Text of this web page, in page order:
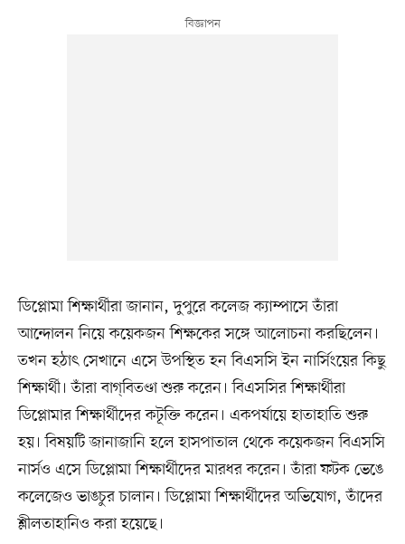
ডিপ্লোমা শিক্ষার্থীরা জানান, দুপুরে কলেজ ক্যাম্পাসে তাঁরা
আন্দোলন নিয়ে কয়েকজন শিক্ষকের সঙ্গে আলোচনা করছিলেন।
তখন হঠাৎ সেখানে এসে উপস্থিত হন বিএসসি ইন নার্সিংয়ের কিছু
শিক্ষার্থী। তাঁরা বাগ্‌বিতণ্ডা শুরু করেন। বিএসসির শিক্ষার্থীরা
ডিপ্লোমার শিক্ষার্থীদের কটূক্তি করেন। একপর্যায়ে হাতাহাতি শুরু
হয়। বিষয়টি জানাজানি হলে হাসপাতাল থেকে কয়েকজন বিএসসি
নার্সও এসে ডিপ্লোমা শিক্ষার্থীদের মারধর করেন। তাঁরা ফটক ভেঙে
কলেজেও ভাঙচুর চালান। ডিপ্লোমা শিক্ষার্থীদের অভিযোগ, তাঁদের
শ্লীলতাহানিও করা হয়েছে।